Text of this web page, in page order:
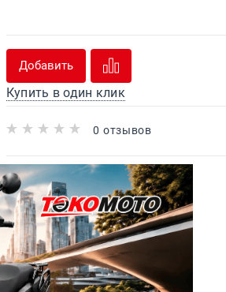
Добавить
Купить в один клик
0 отзывов